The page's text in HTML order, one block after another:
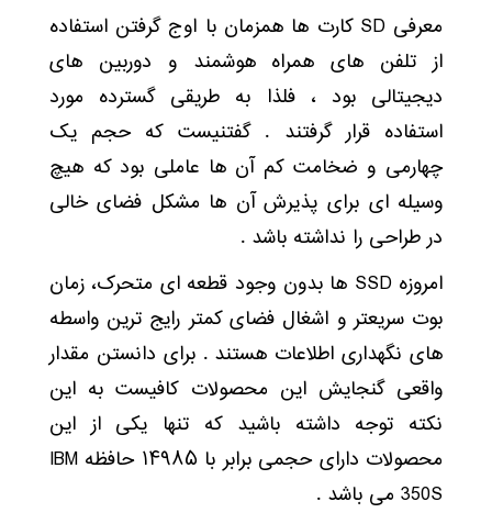
معرفی SD کارت ها همزمان با اوج گرفتن استفاده
از تلفن های همراه هوشمند و دوربین های
دیجیتالی بود ، فلذا به طریقی گسترده مورد
استفاده قرار گرفتند . گفتنیست که حجم یک
چهارمی و ضخامت کم آن ها عاملی بود که هیچ
وسیله ای برای پذیرش آن ها مشکل فضای خالی
در طراحی را نداشته باشد .
امروزه SSD ها بدون وجود قطعه ای متحرک، زمان
بوت سریعتر و اشغال فضای کمتر رایج ترین واسطه
های نگهداری اطلاعات هستند . برای دانستن مقدار
واقعی گنجایش این محصولات کافیست به این
نکته توجه داشته باشید که تنها یکی از این
محصولات دارای حجمی برابر با ۱۴۹۸۵ حافظه IBM
350S می باشد .